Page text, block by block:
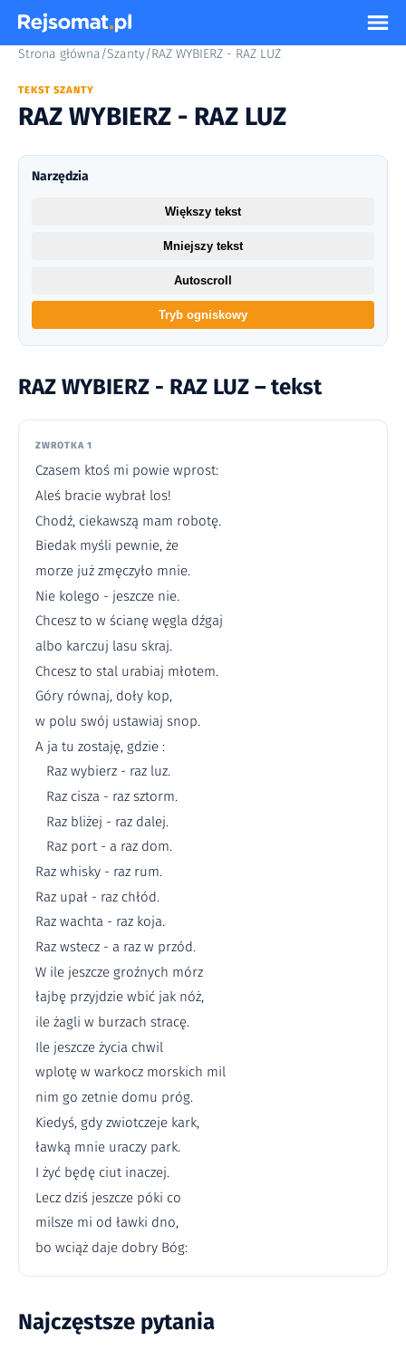
Strona główna/Szanty/RAZ WYBIERZ - RAZ LUZ
TEKST SZANTY
RAZ WYBIERZ - RAZ LUZ
RAZ WYBIERZ - RAZ LUZ – tekst
ZWROTKA 1
Czasem ktoś mi powie wprost:
Aleś bracie wybrał los!
Chodź, ciekawszą mam robotę.
Biedak myśli pewnie, że
morze już zmęczyło mnie.
Nie kolego - jeszcze nie.
Chcesz to w ścianę węgla dźgaj
albo karczuj lasu skraj.
Chcesz to stal urabiaj młotem.
Góry równaj, doły kop,
w polu swój ustawiaj snop.
A ja tu zostaję, gdzie :
Raz wybierz - raz luz.
Raz cisza - raz sztorm.
Raz bliżej - raz dalej.
Raz port - a raz dom.
Raz whisky - raz rum.
Raz upał - raz chłód.
Raz wachta - raz koja.
Raz wstecz - a raz w przód.
W ile jeszcze groźnych mórz
łajbę przyjdzie wbić jak nóż,
ile żagli w burzach stracę.
Ile jeszcze życia chwil
wplotę w warkocz morskich mil
nim go zetnie domu próg.
Kiedyś, gdy zwiotczeje kark,
ławką mnie uraczy park.
I żyć będę ciut inaczej.
Lecz dziś jeszcze póki co
milsze mi od ławki dno,
bo wciąż daje dobry Bóg:
Najczęstsze pytania
Narzędzia
Większy tekst
Mniejszy tekst
Autoscroll
Tryb ogniskowy